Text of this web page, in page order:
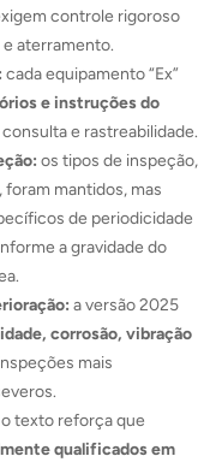
controle rigoroso
aterramento.
cada equipamento “Ex”
e instruções do
e rastreabilidade.
os tipos de inspeção,
, foram mantidos, mas
de periodicidade
a gravidade do
a versão 2025
corrosão, vibração
mais
o texto reforça que
qualificados em